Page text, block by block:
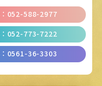
： 052-588-2977
： 052-773-7222
： 0561-36-3303